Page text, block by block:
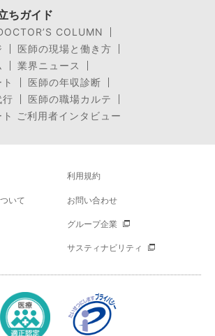
ちガイド
COLUMN
医師の現場と働き方
業界ニュース
医師の年収診断
行
医師の職場カルテ
ご利用者インタビュー
利用規約
いて お問い合わせ
グループ企業
サスティナビリティ